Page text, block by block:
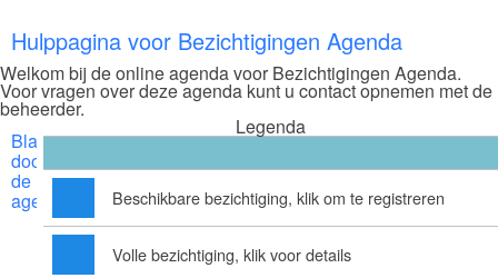
Hulppagina voor Bezichtigingen Agenda
Welkom bij de online agenda voor Bezichtigingen Agenda.
Voor vragen over deze agenda kunt u contact opnemen met de
beheerder.
Legenda
Beschikbare bezichtiging, klik om te registreren
Volle bezichtiging, klik voor details
Bladeren
door
de
agenda